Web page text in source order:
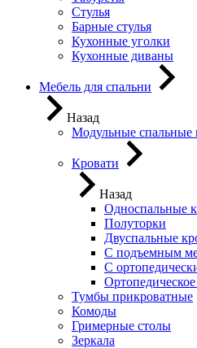
Стулья
Барные стулья
Кухонные уголки
Кухонные диваны
Мебель для спальни
Назад
Модульные спальные
Кровати
Назад
Односпальные
Полуторки
Двуспальные
С подъемным
С
Тумбы прикроватные
Комоды
Гримерные столы
Зеркала